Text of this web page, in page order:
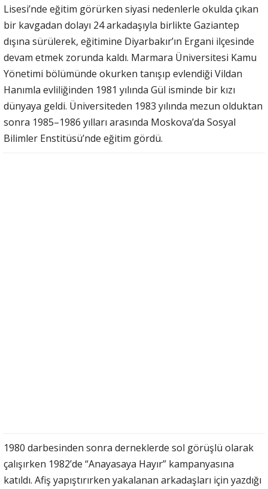
Lisesi’nde eğitim görürken siyasi nedenlerle okulda çıkan
bir kavgadan dolayı 24 arkadaşıyla birlikte Gaziantep
dışına sürülerek, eğitimine Diyarbakır’ın Ergani ilçesinde
devam etmek zorunda kaldı. Marmara Üniversitesi Kamu
Yönetimi bölümünde okurken tanışıp evlendiği Vildan
Hanımla evliliğinden 1981 yılında Gül isminde bir kızı
dünyaya geldi. Üniversiteden 1983 yılında mezun olduktan
sonra 1985–1986 yılları arasında Moskova’da Sosyal
Bilimler Enstitüsü’nde eğitim gördü.
1980 darbesinden sonra derneklerde sol görüşlü olarak
çalışırken 1982’de “Anayasaya Hayır” kampanyasına
katıldı. Afiş yapıştırırken yakalanan arkadaşları için yazdığı